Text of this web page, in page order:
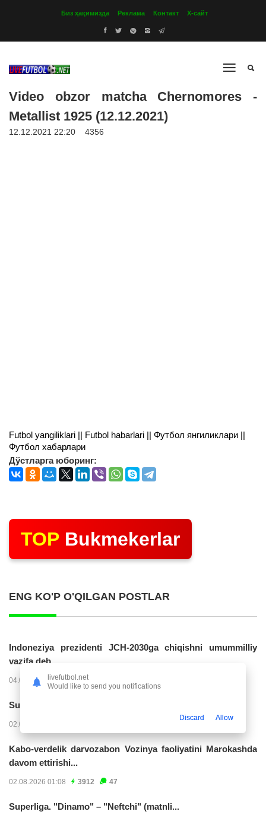
Биз ҳақимизда Реклама Контакт Х-сайт
Video obzor matcha Chernomores -
Metallist 1925 (12.12.2021)
12.12.2021 22:20 4356
Futbol yangiliklari || Futbol habarlari || Футбол янгиликлари ||
Футбол хабарлари
Дўстларга юборинг:
TOP Bukmekerlar
ENG KO'P O'QILGAN POSTLAR
Indoneziya prezidenti JCH-2030ga chiqishni umummilliy
vazifa deb...
04.08.2026 02:11 14232
Superliga. “Buxoro” - “Lokomotiv”...
02.08.2026 03:08
Kabo-verdelik darvozabon Vozinya faoliyatini Marokashda
davom ettirishi...
02.08.2026 01:08 3912 47
Superliga. "Dinamo" – "Neftchi" (matnli...
livefutbol.net
Would like to send you notifications
Discard Allow